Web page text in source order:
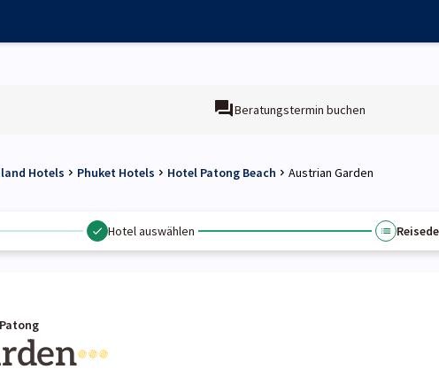
Beratungstermin buchen
Hotels Phuket Hotels Hotel Patong Beach Austrian Garden
Hotel auswählen